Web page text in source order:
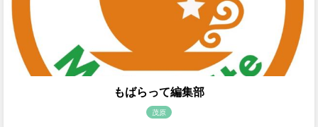
もばらって編集部
茂原